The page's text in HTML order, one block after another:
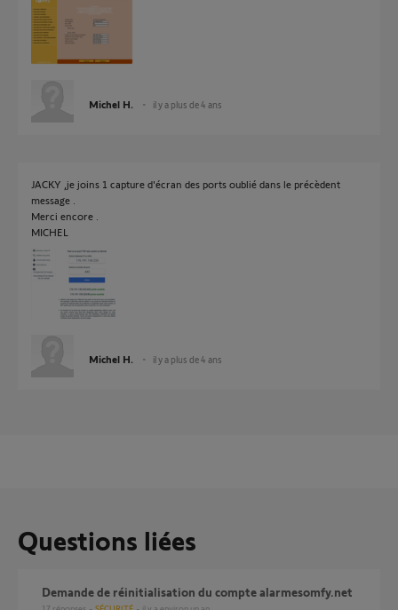
Michel H. il y a plus de 4 ans
JACKY ,je joins 1 capture d'écran des ports oublié dans le précèdent
message .
Merci encore .
MICHEL
Michel H. il y a plus de 4 ans
Questions liées
Demande de réinitialisation du compte alarmesomfy.net